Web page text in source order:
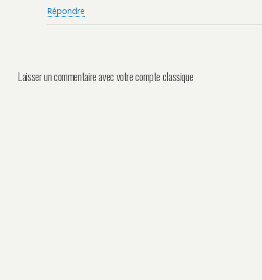
Répondre
Laisser un commentaire avec votre compte classique